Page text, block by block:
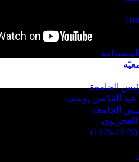
الجامعة
عيد القدّيس يوسف
الجامعة
الفخريون